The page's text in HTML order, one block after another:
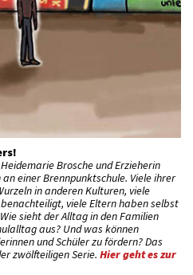
Brosche und Erzieherin
einer Brennpunktschule. Viele ihrer
in anderen Kulturen, viele
viele Eltern haben selbst
sieht der Alltag in den Familien
aus? Und was können
und Schüler zu fördern? Das
zwölfteiligen Serie. Hier geht es zur